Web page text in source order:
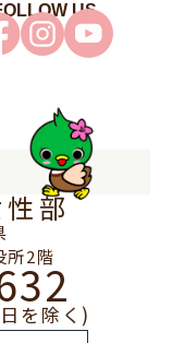
US
部
所2階
を除く)